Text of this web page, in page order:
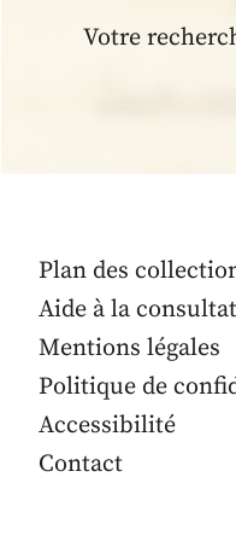
Votre
Plan des
Aide à la
Mentions légales
Politique de
Accessibilité
Contact